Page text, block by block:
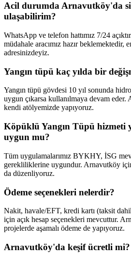
Acil durumda Arnavutköy'da
ulaşabilirim?
WhatsApp ve telefon hattımız 7/24
müdahale aracımız hazır beklemektedir,
adresinizdeyiz.
Yangın tüpü kaç yılda bir
Yangın tüpü gövdesi 10 yıl sonunda
uygun çıkarsa kullanılmaya devam
kendi atölyemizde yapıyoruz.
Köpüklü Yangın Tüpü hizmeti
uygun mu?
Tüm uygulamalarımız BYKHY, İSG
gerekliliklerine uygundur. Arnavutköy
da düzenliyoruz.
Ödeme seçenekleri nelerdir?
Nakit, havale/EFT, kredi kartı (taksit
için açık hesap seçenekleri mevcuttur.
projelerde aşamalı ödeme de yapıyoruz.
Arnavutköy'da keşif ücretli mi?